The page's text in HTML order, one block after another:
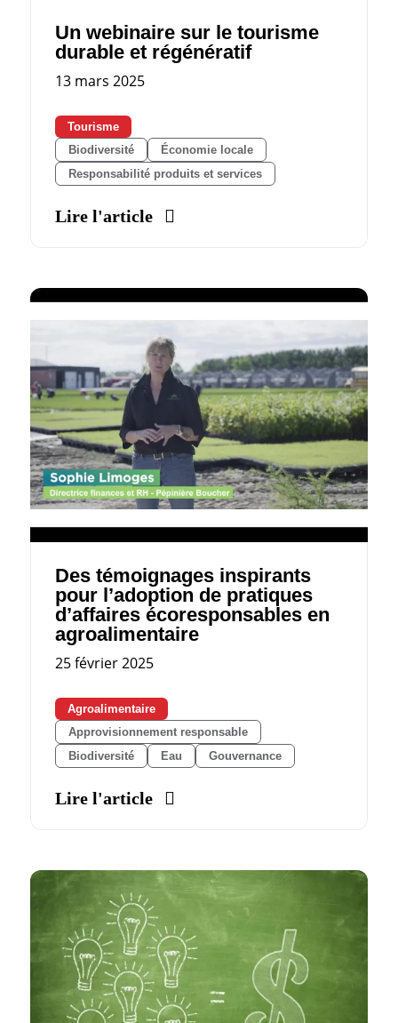
Un webinaire sur le tourisme
durable et régénératif
13 mars 2025
Tourisme
Biodiversité
Économie locale
Responsabilité produits et services
Lire l'article
Des témoignages inspirants
pour l’adoption de pratiques
d’affaires écoresponsables en
agroalimentaire
25 février 2025
Agroalimentaire
Approvisionnement responsable
Biodiversité
Eau Gouvernance
Lire l'article